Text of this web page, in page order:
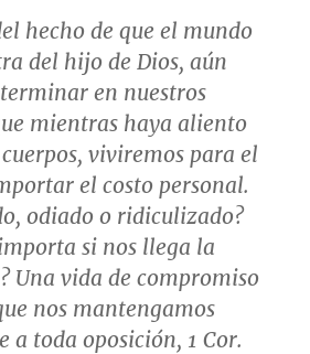
hecho de que el mundo
del hijo de Dios, aún
en nuestros
mientras haya aliento
viviremos para el
el costo personal.
odiado o ridiculizado?
si nos llega la
Una vida de compromiso
nos mantengamos
a toda oposición, 1 Cor.